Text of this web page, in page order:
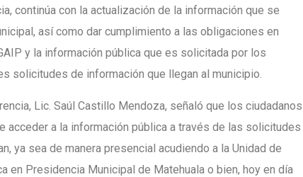
continúa con la actualización de la información que se
así como dar cumplimiento a las obligaciones en
y la información pública que es solicitada por los
solicitudes de información que llegan al municipio.
Lic. Saúl Castillo Mendoza, señaló que los ciudadanos
acceder a la información pública a través de las solicitudes
ya sea de manera presencial acudiendo a la Unidad de
en Presidencia Municipal de Matehuala o bien, hoy en día